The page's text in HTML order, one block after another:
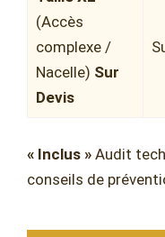
(Accès
complexe /
Nacelle) Sur
Devis
« Inclus » Audit
conseils de